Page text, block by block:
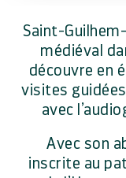
Saint-
médiéval
découvre en
visites
avec
Avec son
inscrite au